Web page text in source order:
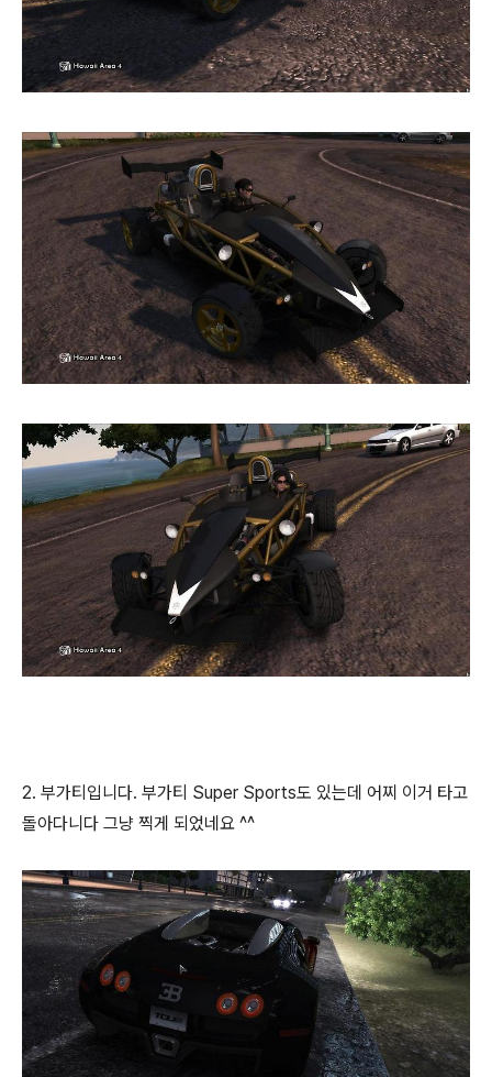
2. 부가티입니다. 부가티 Super Sports도 있는데 어찌 이거 타고
돌아다니다 그냥 찍게 되었네요 ^^